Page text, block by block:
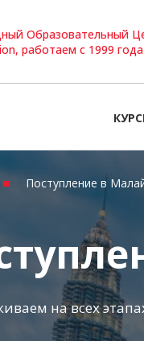
Образовательный
работаем с 1999 года
■ Поступление в
на всех